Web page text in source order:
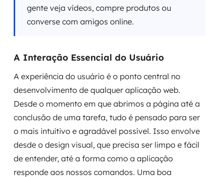
gente veja vídeos, compre produtos ou
converse com amigos online.
A Interação Essencial do Usuário
A experiência do usuário é o ponto central no
desenvolvimento de qualquer aplicação web.
Desde o momento em que abrimos a página até a
conclusão de uma tarefa, tudo é pensado para ser
o mais intuitivo e agradável possível. Isso envolve
desde o design visual, que precisa ser limpo e fácil
de entender, até a forma como a aplicação
responde aos nossos comandos. Uma boa